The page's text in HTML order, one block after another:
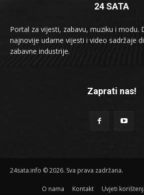
24 SATA
Portal za vijesti, zabavu, muziku i modu.
najnovije udarne vijesti i video sadržaje
zabavne industrije.
Zaprati nas!
24sata.info © 2026. Sva prava zadržana.
O nama Kontakt Uvjeti